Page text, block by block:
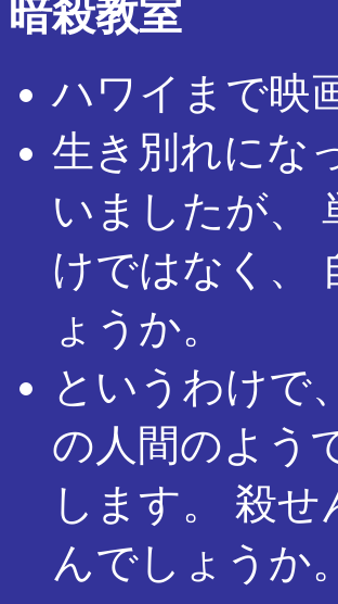
暗殺教室
ハワイまで映
生き別れにな
いましたが、
けではなく、
ょうか。
というわけで
の人間のよう
します。 殺
んでしょうか。